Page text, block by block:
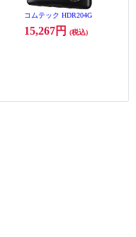
コムテック HDR204G
15,267円 (税込)